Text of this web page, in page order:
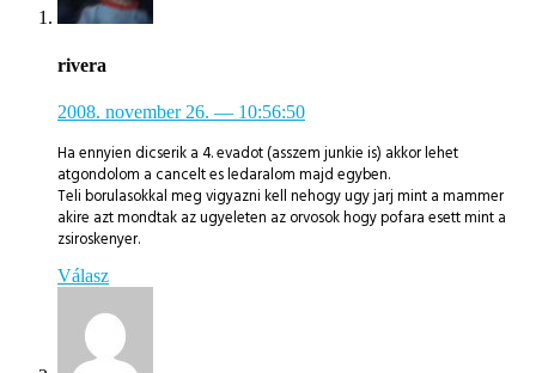
rivera
2008. november 26. — 10:56:50
Ha ennyien dicserik a 4. evadot (asszem junkie is) akkor lehet
atgondolom a cancelt es ledaralom majd egyben.
Teli borulasokkal meg vigyazni kell nehogy ugy jarj mint a mammer
akire azt mondtak az ugyeleten az orvosok hogy pofara esett mint a
zsiroskenyer.
Válasz